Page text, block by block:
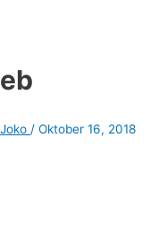
/Oktober 16, 2018